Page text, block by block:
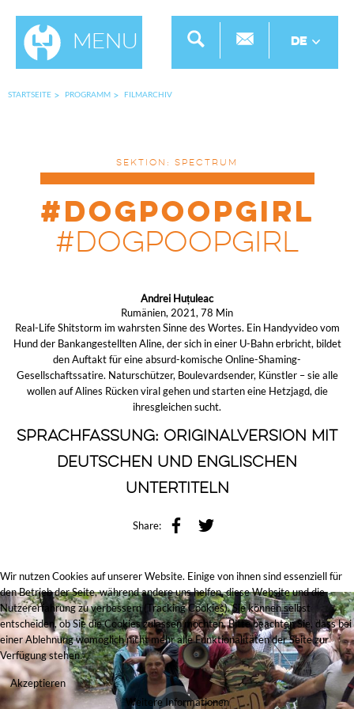
Menu DE
STARTSEITE PROGRAMM FILMARCHIV
SEKTION: SPECTRUM
#dogpoopgirl
#dogpoopgirl
Andrei Huțuleac
Rumänien, 2021, 78 Min
Real-Life Shitstorm im wahrsten Sinne des Wortes. Ein Handyvideo vom
Hund der Bankangestellten Aline, der sich in einer U-Bahn erbricht, bildet
den Auftakt für eine absurd-komische Online-Shaming-
Gesellschaftssatire. Naturschützer, Boulevardsender, Künstler – sie alle
wollen auf Alines Rücken viral gehen und starten eine Hetzjagd, die
ihresgleichen sucht.
Sprachfassung: Originalversion mit
deutschen und englischen
Untertiteln
Share:
Wir nutzen Cookies auf unserer Website. Einige von ihnen sind essenziell für
den Betrieb der Seite, während andere uns helfen, diese Website und die
Nutzererfahrung zu verbessern (Tracking Cookies). Sie können selbst
entscheiden, ob Sie die Cookies zulassen möchten. Bitte beachten Sie, dass bei
einer Ablehnung womöglich nicht mehr alle Funktionalitäten der Seite zur
Verfügung stehen.
Akzeptieren
Weitere Informationen